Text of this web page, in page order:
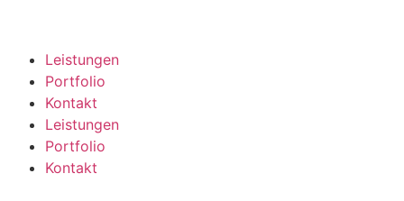
Leistungen
Portfolio
Kontakt
Leistungen
Portfolio
Kontakt